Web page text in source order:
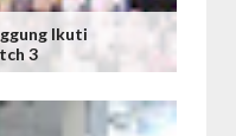
Ikuti
3